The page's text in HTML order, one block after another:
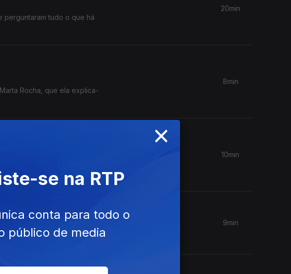
perguntaram tudo o que há
20min
Rocha, que ela explica-
8min
do país dedicada ao
10min
a ser a natureza.
9min
×
se na RTP
conta para todo o
público de media